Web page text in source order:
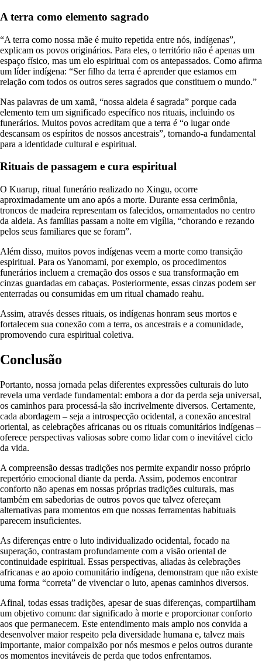
A terra como elemento sagrado
“A terra como nossa mãe é muito repetida entre nós, indígenas”,
explicam os povos originários. Para eles, o território não é apenas um
espaço físico, mas um elo espiritual com os antepassados. Como afirma
um líder indígena: “Ser filho da terra é aprender que estamos em
relação com todos os outros seres sagrados que constituem o mundo.”
Nas palavras de um xamã, “nossa aldeia é sagrada” porque cada
elemento tem um significado específico nos rituais, incluindo os
funerários. Muitos povos acreditam que a terra é “o lugar onde
descansam os espíritos de nossos ancestrais”, tornando-a fundamental
para a identidade cultural e espiritual.
Rituais de passagem e cura espiritual
O Kuarup, ritual funerário realizado no Xingu, ocorre
aproximadamente um ano após a morte. Durante essa cerimônia,
troncos de madeira representam os falecidos, ornamentados no centro
da aldeia. As famílias passam a noite em vigília, “chorando e rezando
pelos seus familiares que se foram”.
Além disso, muitos povos indígenas veem a morte como transição
espiritual. Para os Yanomami, por exemplo, os procedimentos
funerários incluem a cremação dos ossos e sua transformação em
cinzas guardadas em cabaças. Posteriormente, essas cinzas podem ser
enterradas ou consumidas em um ritual chamado reahu.
Assim, através desses rituais, os indígenas honram seus mortos e
fortalecem sua conexão com a terra, os ancestrais e a comunidade,
promovendo cura espiritual coletiva.
Conclusão
Portanto, nossa jornada pelas diferentes expressões culturais do luto
revela uma verdade fundamental: embora a dor da perda seja universal,
os caminhos para processá-la são incrivelmente diversos. Certamente,
cada abordagem – seja a introspecção ocidental, a conexão ancestral
oriental, as celebrações africanas ou os rituais comunitários indígenas –
oferece perspectivas valiosas sobre como lidar com o inevitável ciclo
da vida.
A compreensão dessas tradições nos permite expandir nosso próprio
repertório emocional diante da perda. Assim, podemos encontrar
conforto não apenas em nossas próprias tradições culturais, mas
também em sabedorias de outros povos que talvez ofereçam
alternativas para momentos em que nossas ferramentas habituais
parecem insuficientes.
As diferenças entre o luto individualizado ocidental, focado na
superação, contrastam profundamente com a visão oriental de
continuidade espiritual. Essas perspectivas, aliadas às celebrações
africanas e ao apoio comunitário indígena, demonstram que não existe
uma forma “correta” de vivenciar o luto, apenas caminhos diversos.
Afinal, todas essas tradições, apesar de suas diferenças, compartilham
um objetivo comum: dar significado à morte e proporcionar conforto
aos que permanecem. Este entendimento mais amplo nos convida a
desenvolver maior respeito pela diversidade humana e, talvez mais
importante, maior compaixão por nós mesmos e pelos outros durante
os momentos inevitáveis de perda que todos enfrentamos.